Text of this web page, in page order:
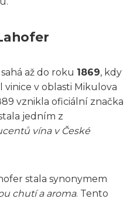
sahá až do roku 1869, kdy
v oblasti Mikulova
vznikla oficiální značka
jedním z
vína v České
stala synonymem
chutí a aroma. Tento